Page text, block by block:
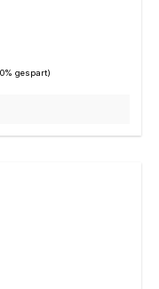
gespart)